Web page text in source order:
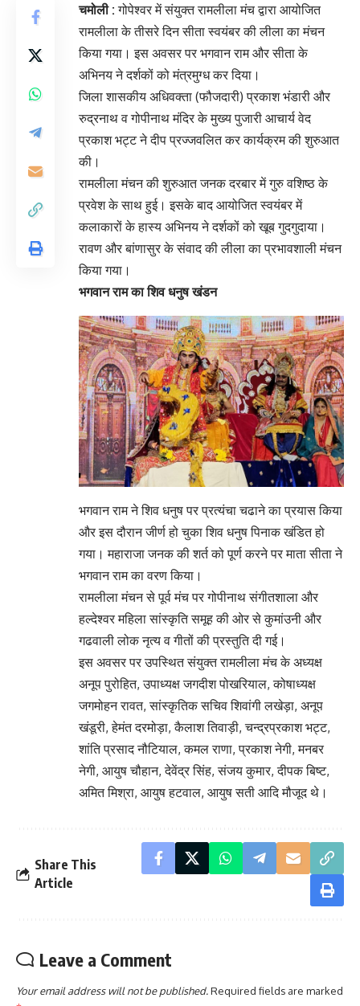
चमोली : गोपेश्वर में संयुक्त रामलीला मंच द्वारा आयोजित
रामलीला के तीसरे दिन सीता स्वयंबर की लीला का मंचन
किया गया। इस अवसर पर भगवान राम और सीता के
अभिनय ने दर्शकों को मंत्रमुग्ध कर दिया।
जिला शासकीय अधिवक्ता (फौजदारी) प्रकाश भंडारी और
रुद्रनाथ व गोपीनाथ मंदिर के मुख्य पुजारी आचार्य वेद
प्रकाश भट्ट ने दीप प्रज्जवलित कर कार्यक्रम की शुरुआत
की।
रामलीला मंचन की शुरुआत जनक दरबार में गुरु वशिष्ठ के
प्रवेश के साथ हुई। इसके बाद आयोजित स्वयंबर में
कलाकारों के हास्य अभिनय ने दर्शकों को खूब गुदगुदाया।
रावण और बांणासुर के संवाद की लीला का प्रभावशाली मंचन
किया गया।
भगवान राम का शिव धनुष खंडन
भगवान राम ने शिव धनुष पर प्रत्यंचा चढाने का प्रयास किया
और इस दौरान जीर्ण हो चुका शिव धनुष पिनाक खंडित हो
गया। महाराजा जनक की शर्त को पूर्ण करने पर माता सीता ने
भगवान राम का वरण किया।
रामलीला मंचन से पूर्व मंच पर गोपीनाथ संगीतशाला और
हल्देश्वर महिला सांस्कृति समूह की ओर से कुमांउनी और
गढवाली लोक नृत्य व गीतों की प्रस्तुति दी गई।
इस अवसर पर उपस्थित संयुक्त रामलीला मंच के अध्यक्ष
अनूप पुरोहित, उपाध्यक्ष जगदीश पोखरियाल, कोषाध्यक्ष
जगमोहन रावत, सांस्कृतिक सचिव शिवांगी लखेड़ा, अनूप
खंडूरी, हेमंत दरमोड़ा, कैलाश तिवाड़ी, चन्द्रप्रकाश भट्ट,
शांति प्रसाद नौटियाल, कमल राणा, प्रकाश नेगी, मनबर
नेगी, आयुष चौहान, देवेंद्र सिंह, संजय कुमार, दीपक बिष्ट,
अमित मिश्रा, आयुष हटवाल, आयुष सती आदि मौजूद थे।
Share This
Article
Leave a Comment
Your email address will not be published.Required fields are marked